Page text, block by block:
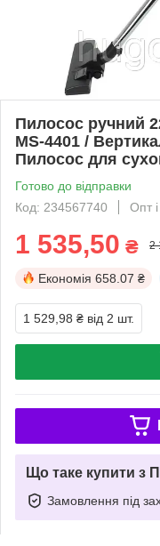
Пилосос ручний
MS-4401 /
Пилосос для
Готово до відправки
Код: 234567740
Опт
1 535,50 ₴ 2
Економія 658.07 ₴
1 529,98 ₴ від 2 шт.
Що таке купити з
Замовлення під